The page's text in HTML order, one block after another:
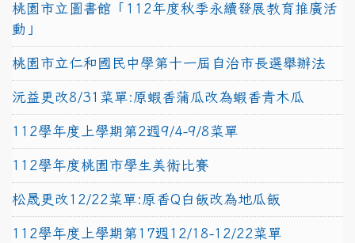
桃園市立圖書館「112年度秋季永續發展教育推廣活
動」
桃園市立仁和國民中學第十一屆自治市長選舉辦法
沅益更改8/31菜單:原蝦香蒲瓜改為蝦香青木瓜
112學年度上學期第2週9/4-9/8菜單
112學年度桃園市學生美術比賽
松晟更改12/22菜單:原香Q白飯改為地瓜飯
112學年度上學期第17週12/18-12/22菜單